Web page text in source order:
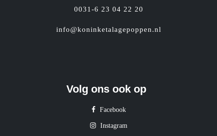
0031-6 23 04 22 20
info@koninketalagepoppen.nl
Volg ons ook op
Facebook
Instagram